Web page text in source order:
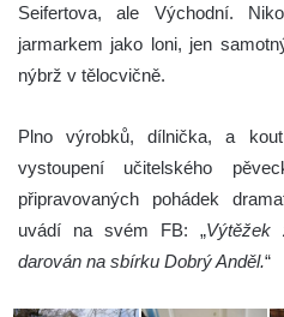
Seifertova, ale Východní.
jarmarkem jako loni, jen
nýbrž v tělocvičně.
Plno výrobků, dílnička, a
vystoupení učitelského
připravovaných pohádek
uvádí na svém FB: „Výtěžek
darován na sbírku Dobrý Anděl.“